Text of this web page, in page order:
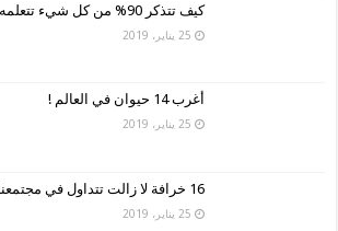
كيف تتذكر 90% من كل شيء تتعلمه ؟
25 يناير، 2019
أغرب 14 حيوان في العالم !
25 يناير، 2019
16 خرافة لا زالت تتداول في مجتمعنا وتواجهنا دائما !
25 يناير، 2019